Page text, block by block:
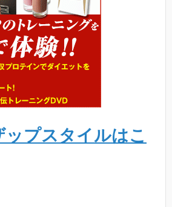
ップスタイルはこ